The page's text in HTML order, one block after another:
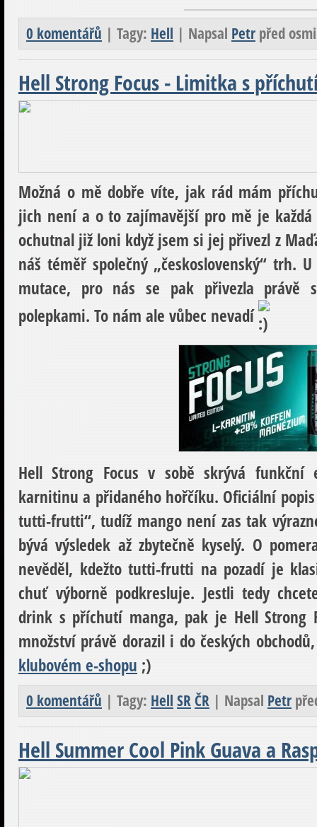
0 komentářů | Tagy: Hell | Napsal Petr před
Hell Strong Focus - Limitka s
Možná o mě dobře víte, jak rád mám
jich není a o to zajímavější pro mě je každá
ochutnal již loni když jsem si jej přivezl z
náš téměř společný „československý“ trh.
mutace, pro nás se pak přivezla právě
polepkami. To nám ale vůbec nevadí
Hell Strong Focus v sobě skrývá
karnitinu a přidaného hořčíku. Oficiální
tutti-frutti“, tudíž mango není zas tak
bývá výsledek až zbytečně kyselý. O
nevěděl, kdežto tutti-frutti na pozadí je
chuť výborně podkresluje. Jestli tedy
drink s příchutí manga, pak je Hell Strong
množství právě dorazil i do českých
klubovém e-shopu ;)
0 komentářů | Tagy: Hell SR ČR | Napsal Petr
Hell Summer Cool Pink Guava a